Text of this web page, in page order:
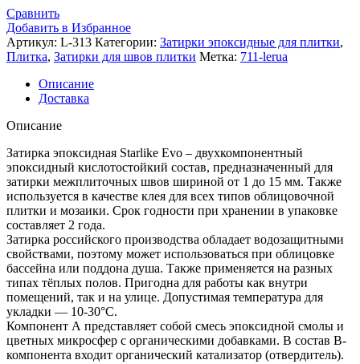
Сравнить
Добавить в Избранное
Артикул: L-313 Категории: Затирки эпоксидные для плитки,
Плитка, Затирки для швов плитки Метка: 711-lerua
Описание
Доставка
Описание
Затирка эпоксидная Starlike Evo – двухкомпонентный
эпоксидный кислотостойкий состав, предназначенный для
затирки межплиточных швов шириной от 1 до 15 мм. Также
используется в качестве клея для всех типов облицовочной
плитки и мозаики. Срок годности при хранении в упаковке
составляет 2 года.
Затирка российского производства обладает водозащитными
свойствами, поэтому может использоваться при облицовке
бассейна или поддона душа. Также применяется на разных
типах тёплых полов. Пригодна для работы как внутри
помещений, так и на улице. Допустимая температура для
укладки — 10-30°C.
Компонент А представляет собой смесь эпоксидной смолы и
цветных микросфер с органическими добавками. В состав В-
компонента входит органический катализатор (отвердитель).